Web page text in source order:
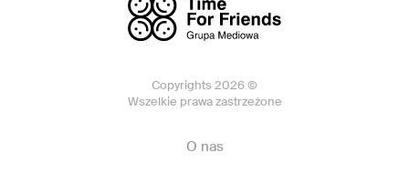
Copyrights 2026 ©
Wszelkie prawa zastrzeżone
O nas